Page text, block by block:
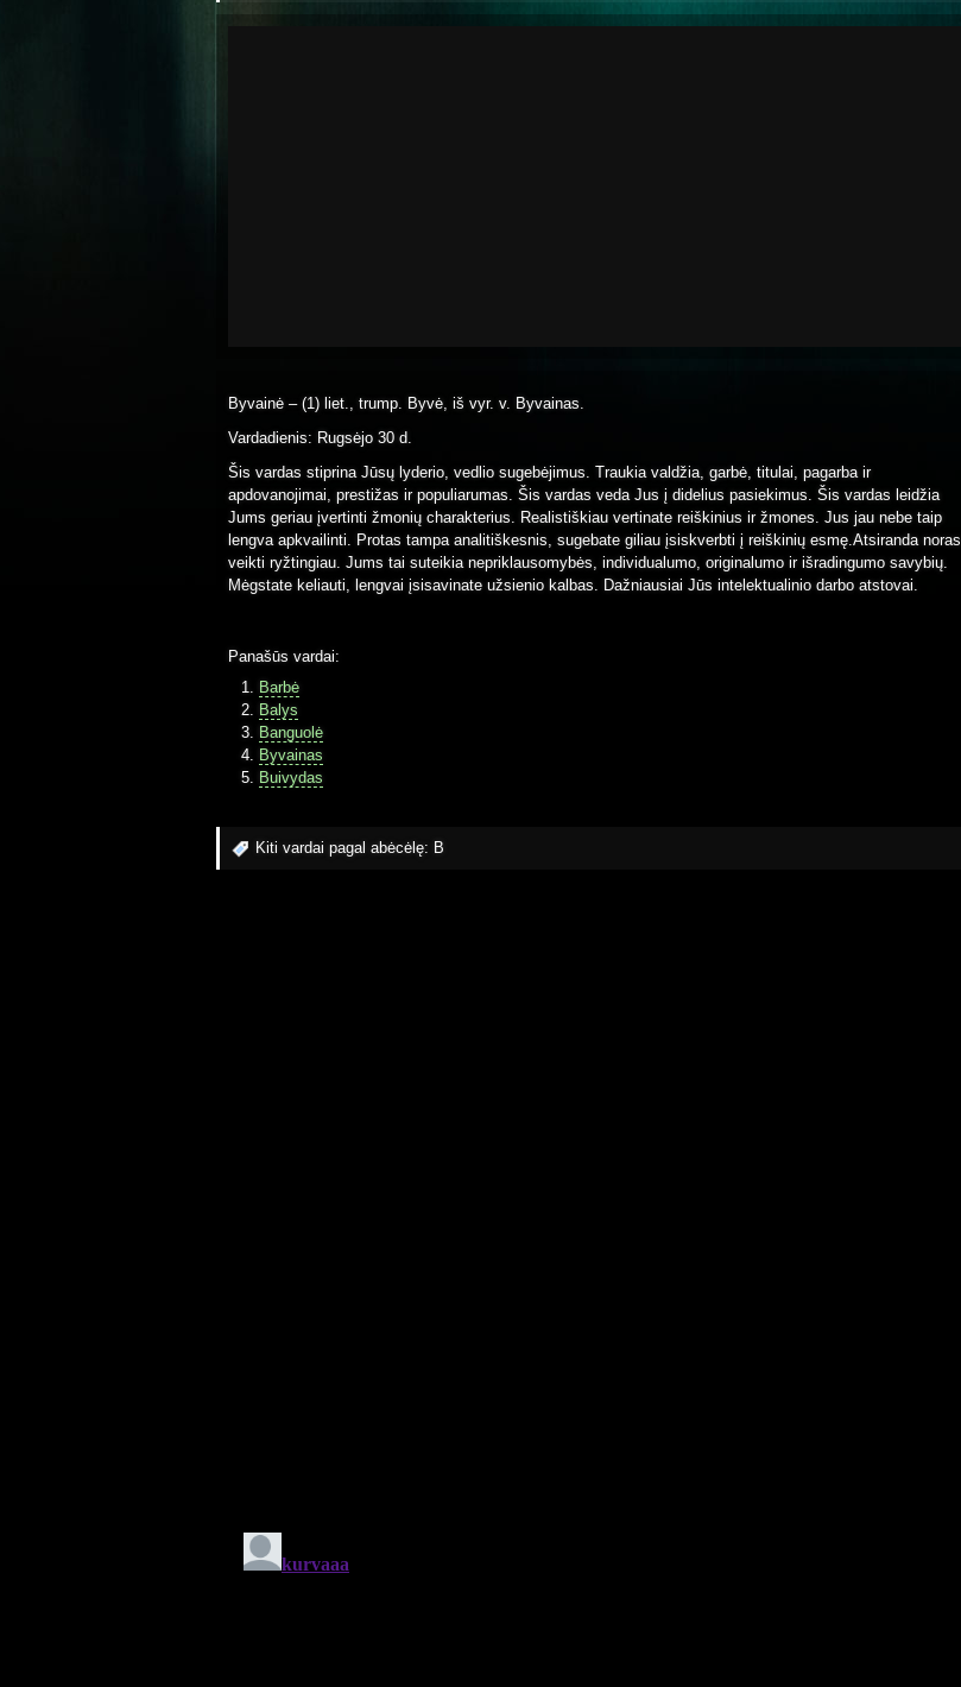
Byvainė – (1) liet., trump. Byvė, iš vyr. v. Byvainas.
Vardadienis: Rugsėjo 30 d.
Šis vardas stiprina Jūsų lyderio, vedlio sugebėjimus. Traukia valdžia, garbė, titulai, pagarba ir
apdovanojimai, prestižas ir populiarumas. Šis vardas veda Jus į didelius pasiekimus. Šis vardas leidžia
Jums geriau įvertinti žmonių charakterius. Realistiškiau vertinate reiškinius ir žmones. Jus jau nebe taip
lengva apkvailinti. Protas tampa analitiškesnis, sugebate giliau įsiskverbti į reiškinių esmę.Atsiranda noras
veikti ryžtingiau. Jums tai suteikia nepriklausomybės, individualumo, originalumo ir išradingumo savybių.
Mėgstate keliauti, lengvai įsisavinate užsienio kalbas. Dažniausiai Jūs intelektualinio darbo atstovai.
Panašūs vardai:
Barbė
Balys
Banguolė
Byvainas
Buivydas
Kiti vardai pagal abėcėlę: B